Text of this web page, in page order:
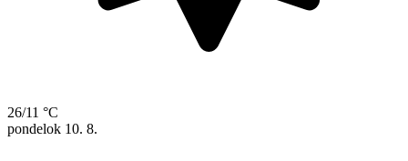
26/11 °C
pondelok 10. 8.